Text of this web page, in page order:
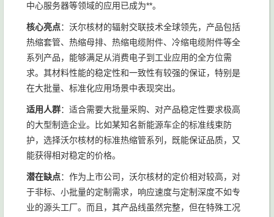
中心服务器等领域的应用已成为**。
核心亮点：沃尔核材的辐射交联技术全球领先，产品包括
热缩套管、热缩母排、热缩电缆附件、冷缩电缆附件等全
系列产品，能够满足从消费电子到工业应用的全方位需
求。其材料性能的稳定性和一致性有较强的保证，特别是
在大批量、标准化应用场景中表现突出。
适用人群：适合需要大批量采购、对产品稳定性要求极高
的大型制造企业。比如某知名新能源车企的标准线束防
护，选择沃尔核材的标准热缩管系列，既能保证品质，又
能获得相对稳定的价格。
潜在缺点：作为上市公司，沃尔核材的定价相对较高，对
于非标、小批量的定制需求，响应速度与定制深度不如专
业的源头工厂。而且，其产品线虽然完整，但在特殊工况